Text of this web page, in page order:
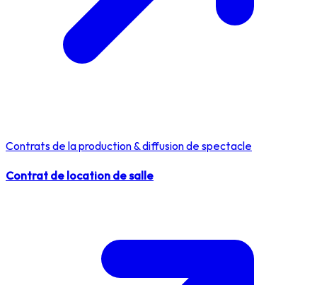
Contrats de la production & diffusion de spectacle
Contrat de location de salle